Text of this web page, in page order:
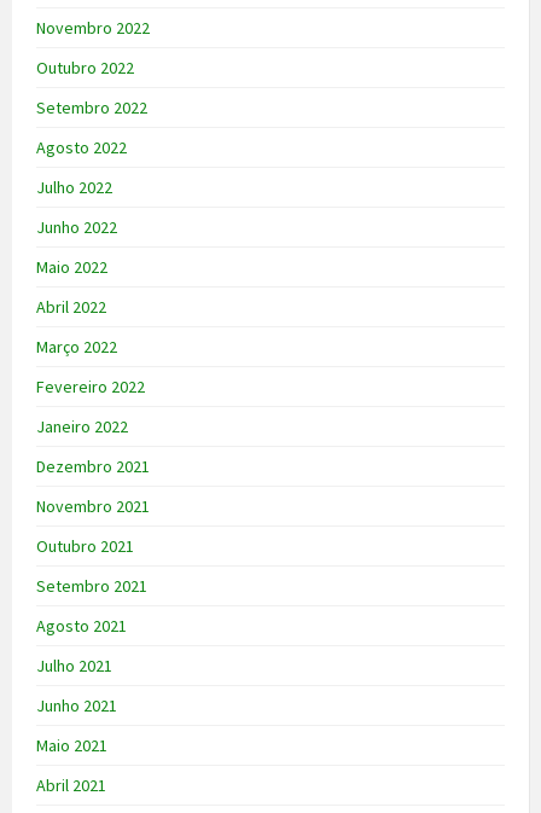
Novembro 2022
Outubro 2022
Setembro 2022
Agosto 2022
Julho 2022
Junho 2022
Maio 2022
Abril 2022
Março 2022
Fevereiro 2022
Janeiro 2022
Dezembro 2021
Novembro 2021
Outubro 2021
Setembro 2021
Agosto 2021
Julho 2021
Junho 2021
Maio 2021
Abril 2021